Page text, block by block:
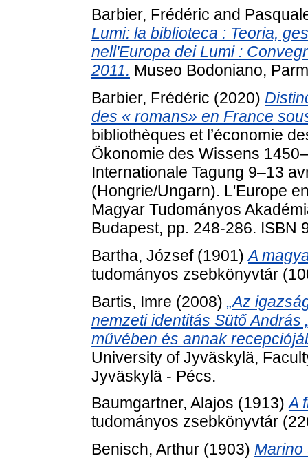
Barbier, Frédéric and
Lumi: la biblioteca : Teoria,
nell'Europa dei Lumi :
2011. Museo Bodoniano,
Barbier, Frédéric (2020)
des « romans» en France
bibliothèques et l’économie
Ökonomie des Wissens
Internationale Tagung 9–13
(Hongrie/Ungarn). L'Europe
Magyar Tudományos
Budapest, pp. 248-286. ISBN
Bartha, József(1901)A
tudományos zsebkönyvtár
Bartis, Imre (2008) „Az
nemzeti identitás Sütő András
művében és annak
University of Jyväskylä,
Jyväskylä - Pécs.
Baumgartner, Alajos (1913)A
tudományos zsebkönyvtár
Benisch, Arthur (1903) Marino